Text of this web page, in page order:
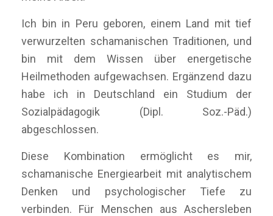
Ich bin in Peru geboren, einem Land mit tief
verwurzelten schamanischen Traditionen, und
bin mit dem Wissen über energetische
Heilmethoden aufgewachsen. Ergänzend dazu
habe ich in Deutschland ein Studium der
Sozialpädagogik (Dipl. Soz.-Päd.)
abgeschlossen.
Diese Kombination ermöglicht es mir,
schamanische Energiearbeit mit analytischem
Denken und psychologischer Tiefe zu
verbinden. Für Menschen aus Aschersleben